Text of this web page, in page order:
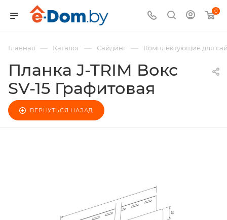
0
Главная — Каталог — Сайдинг — Комплектующие для
Планка J-TRIM Вокс
SV-15 Графитовая
ВЕРНУТЬСЯ НАЗАД